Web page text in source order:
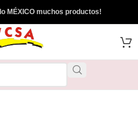
MÉXICO muchos productos!